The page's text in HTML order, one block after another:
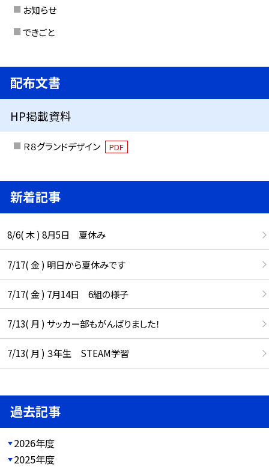
お知らせ
できごと
配布文書
HP掲載資料
Ｒ８グランドデザイン PDF
新着記事
8/6( 木 ) 8月5日 夏休み
7/17( 金 ) 明日から夏休みです
7/17( 金 ) 7月14日 6組の様子
7/13( 月 ) サッカー部もがんばりました！
7/13( 月 ) ３年生 STEAM学習
過去記事
2026年度
2025年度